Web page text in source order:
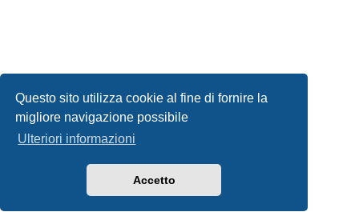
Questo sito utilizza cookie al fine di fornire la
migliore navigazione possibile
Ulteriori informazioni
Accetto